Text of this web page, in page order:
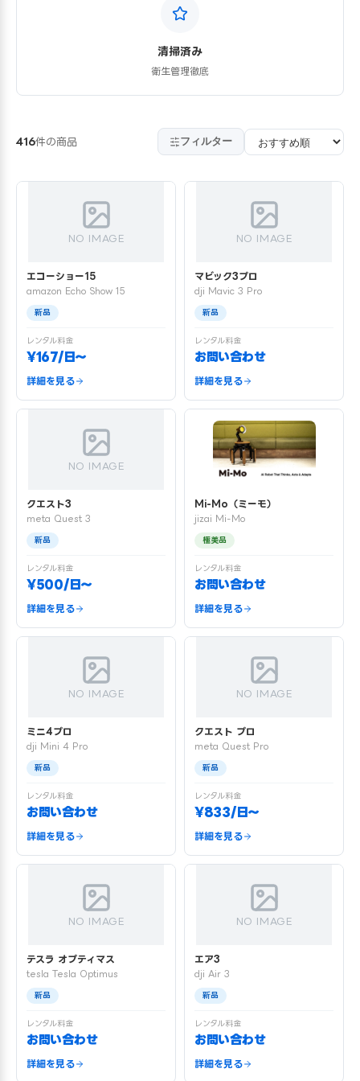
清掃済み
衛生管理徹底
416件の商品 フィルター
NO IMAGE
エコーショー15
amazon Echo Show 15
新品
レンタル料金
¥167/日〜
詳細を見る
NO IMAGE
マビック3プロ
dji Mavic 3 Pro
新品
レンタル料金
お問い合わせ
詳細を見る
NO IMAGE
クエスト3
meta Quest 3
新品
レンタル料金
¥500/日〜
詳細を見る
Mi-Mo（ミーモ）
jizai Mi-Mo
極美品
レンタル料金
お問い合わせ
詳細を見る
NO IMAGE
ミニ4プロ
dji Mini 4 Pro
新品
レンタル料金
お問い合わせ
詳細を見る
NO IMAGE
クエスト プロ
meta Quest Pro
新品
レンタル料金
¥833/日〜
詳細を見る
NO IMAGE
テスラ オプティマス
tesla Tesla Optimus
新品
レンタル料金
お問い合わせ
詳細を見る
NO IMAGE
エア3
dji Air 3
新品
レンタル料金
お問い合わせ
詳細を見る